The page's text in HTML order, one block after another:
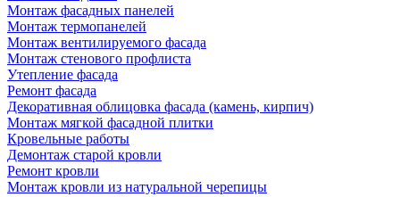
Монтаж фасадных панелей
Монтаж термопанелей
Монтаж вентилируемого фасада
Монтаж стенового профлиста
Утепление фасада
Ремонт фасада
Декоративная облицовка фасада (камень, кирпич)
Монтаж мягкой фасадной плитки
Кровельные работы
Демонтаж старой кровли
Ремонт кровли
Монтаж кровли из натуральной черепицы